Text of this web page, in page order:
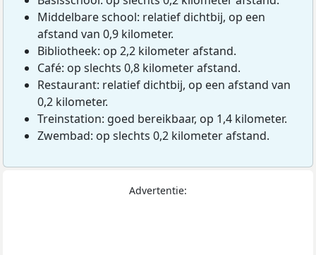
Middelbare school: relatief dichtbij, op een
afstand van 0,9 kilometer.
Bibliotheek: op 2,2 kilometer afstand.
Café: op slechts 0,8 kilometer afstand.
Restaurant: relatief dichtbij, op een afstand van
0,2 kilometer.
Treinstation: goed bereikbaar, op 1,4 kilometer.
Zwembad: op slechts 0,2 kilometer afstand.
Advertentie: